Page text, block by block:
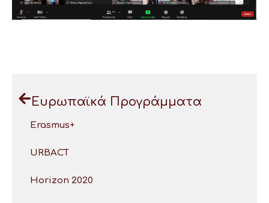
Ευρωπαϊκά Προγράμματα
Erasmus+
URBACT
Horizon 2020